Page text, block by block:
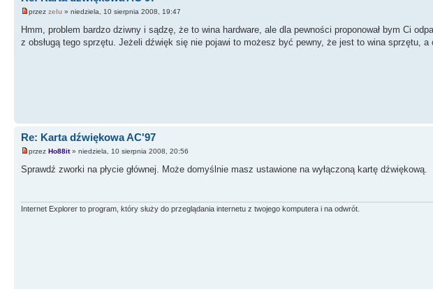
przez zelu » niedziela, 10 sierpnia 2008, 19:47
Hmm, problem bardzo dziwny i sądzę, że to wina hardware, ale dla pewności proponował bym Ci
z obsługą tego sprzętu. Jeżeli dźwięk się nie pojawi to możesz być pewny, że jest to wina sprzętu, a
Re: Karta dźwiękowa AC'97
przez Ho88it» niedziela, 10 sierpnia 2008, 20:56
Sprawdź zworki na płycie głównej. Może domyślnie masz ustawione na wyłączoną kartę dźwiękową.
Internet Explorer to program, który służy do przeglądania internetu z twojego komputera i na odwrót.